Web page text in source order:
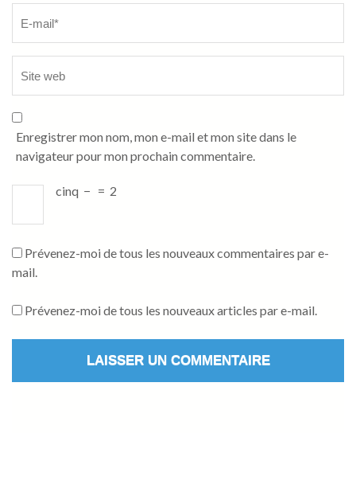
Enregistrer mon nom, mon e-mail et mon site dans le
navigateur pour mon prochain commentaire.
cinq − = 2
Prévenez-moi de tous les nouveaux commentaires par e-
mail.
Prévenez-moi de tous les nouveaux articles par e-mail.